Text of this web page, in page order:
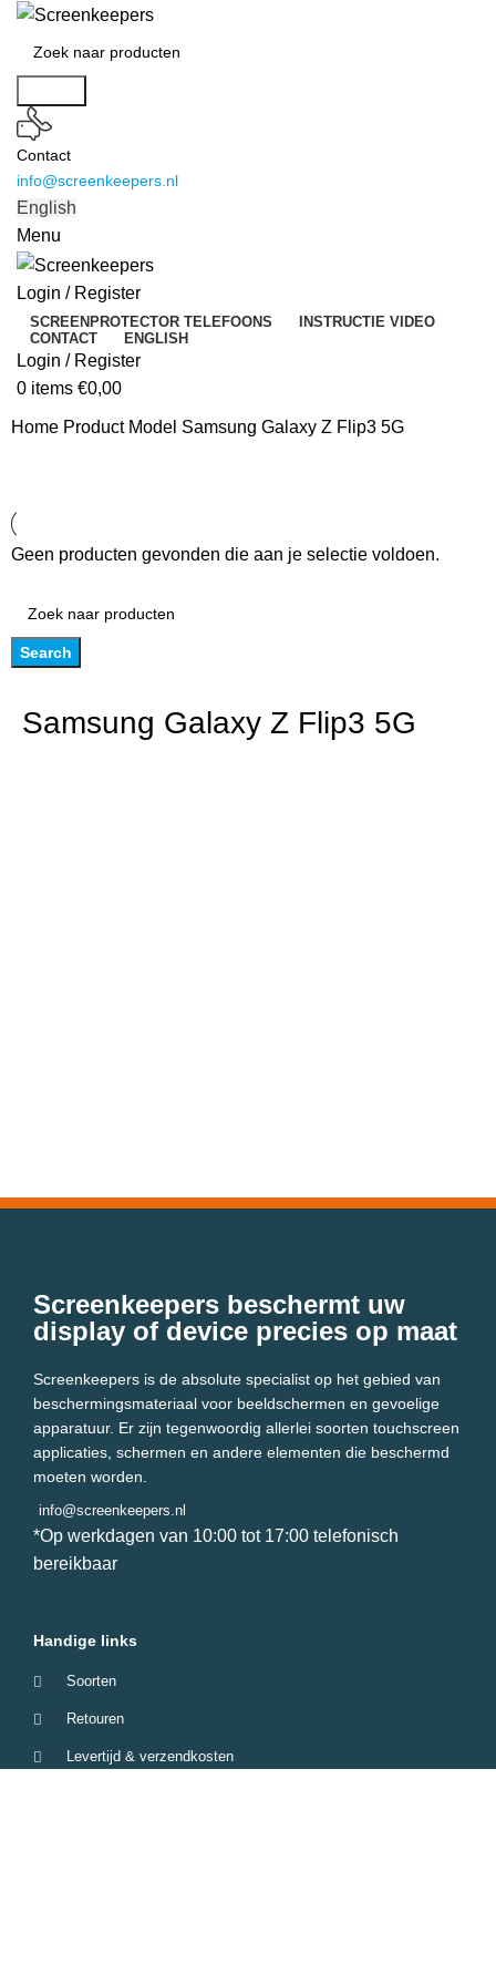
Contact
info@screenkeepers.nl
English
Menu
Login / Register
SCREENPROTECTOR TELEFOONS
INSTRUCTIE VIDEO
CONTACT
ENGLISH
Login / Register
0 items €0,00
Home Product Model Samsung Galaxy Z Flip3 5G
Geen producten gevonden die aan je selectie voldoen.
Search
Samsung Galaxy Z Flip3 5G
Screenkeepers beschermt uw
display of device precies op maat
Screenkeepers is de absolute specialist op het gebied van
beschermingsmateriaal voor beeldschermen en gevoelige
apparatuur. Er zijn tegenwoordig allerlei soorten touchscreen
applicaties, schermen en andere elementen die beschermd
moeten worden.
info@screenkeepers.nl
*Op werkdagen van 10:00 tot 17:00 telefonisch
bereikbaar
Handige links
Soorten
Retouren
Levertijd & verzendkosten